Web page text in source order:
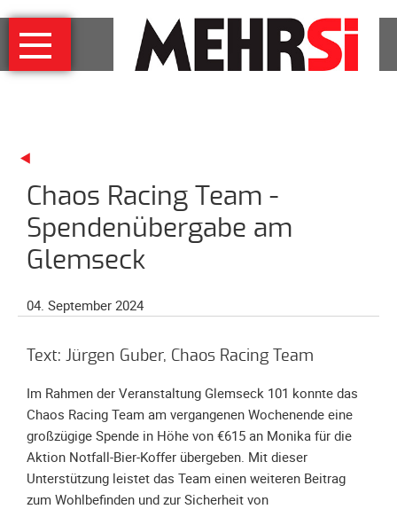
Navigation
überspringen
MEHRSi
Wer
Ziel
Strategie
Schirmherrschaft
für
Unterstützen
Spendenkonto
Förderer
werden
Fördererdaten
ändern
Chaos Racing Team -
Spendenübergabe am
Glemseck
04. September 2024
Text: Jürgen Guber, Chaos Racing Team
Im Rahmen der Veranstaltung Glemseck 101 konnte das
Chaos Racing Team am vergangenen Wochenende eine
großzügige Spende in Höhe von €615 an Monika für die
Aktion Notfall-Bier-Koffer übergeben. Mit dieser
Unterstützung leistet das Team einen weiteren Beitrag
zum Wohlbefinden und zur Sicherheit von